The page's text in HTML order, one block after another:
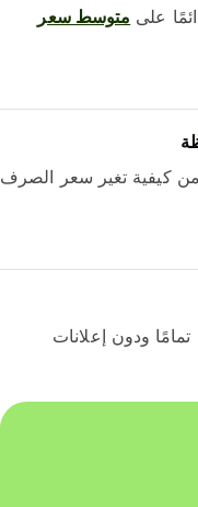
علىمتوسط ​​سعر
كيفية تغير سعر الصرف
ودون إعلانات